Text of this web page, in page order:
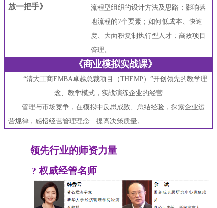
放一把手》
流程型组织的设计方法及思路；影响落
地流程的7个要素；如何低成本、快速
度、大面积复制执行型人才； 高效项目
管理。
《商业模拟实战课》
“清大工商EMBA卓越总裁项目（THEMP）”开创领先的教学理
念、教学模式，实战演练企业的经营
管理与市场竞争，在模拟中反思成败、总结经验，探索企业运
营规律，感悟经营管理理念，提高决策质量。
领先行业的师资力量
?权威经管名师